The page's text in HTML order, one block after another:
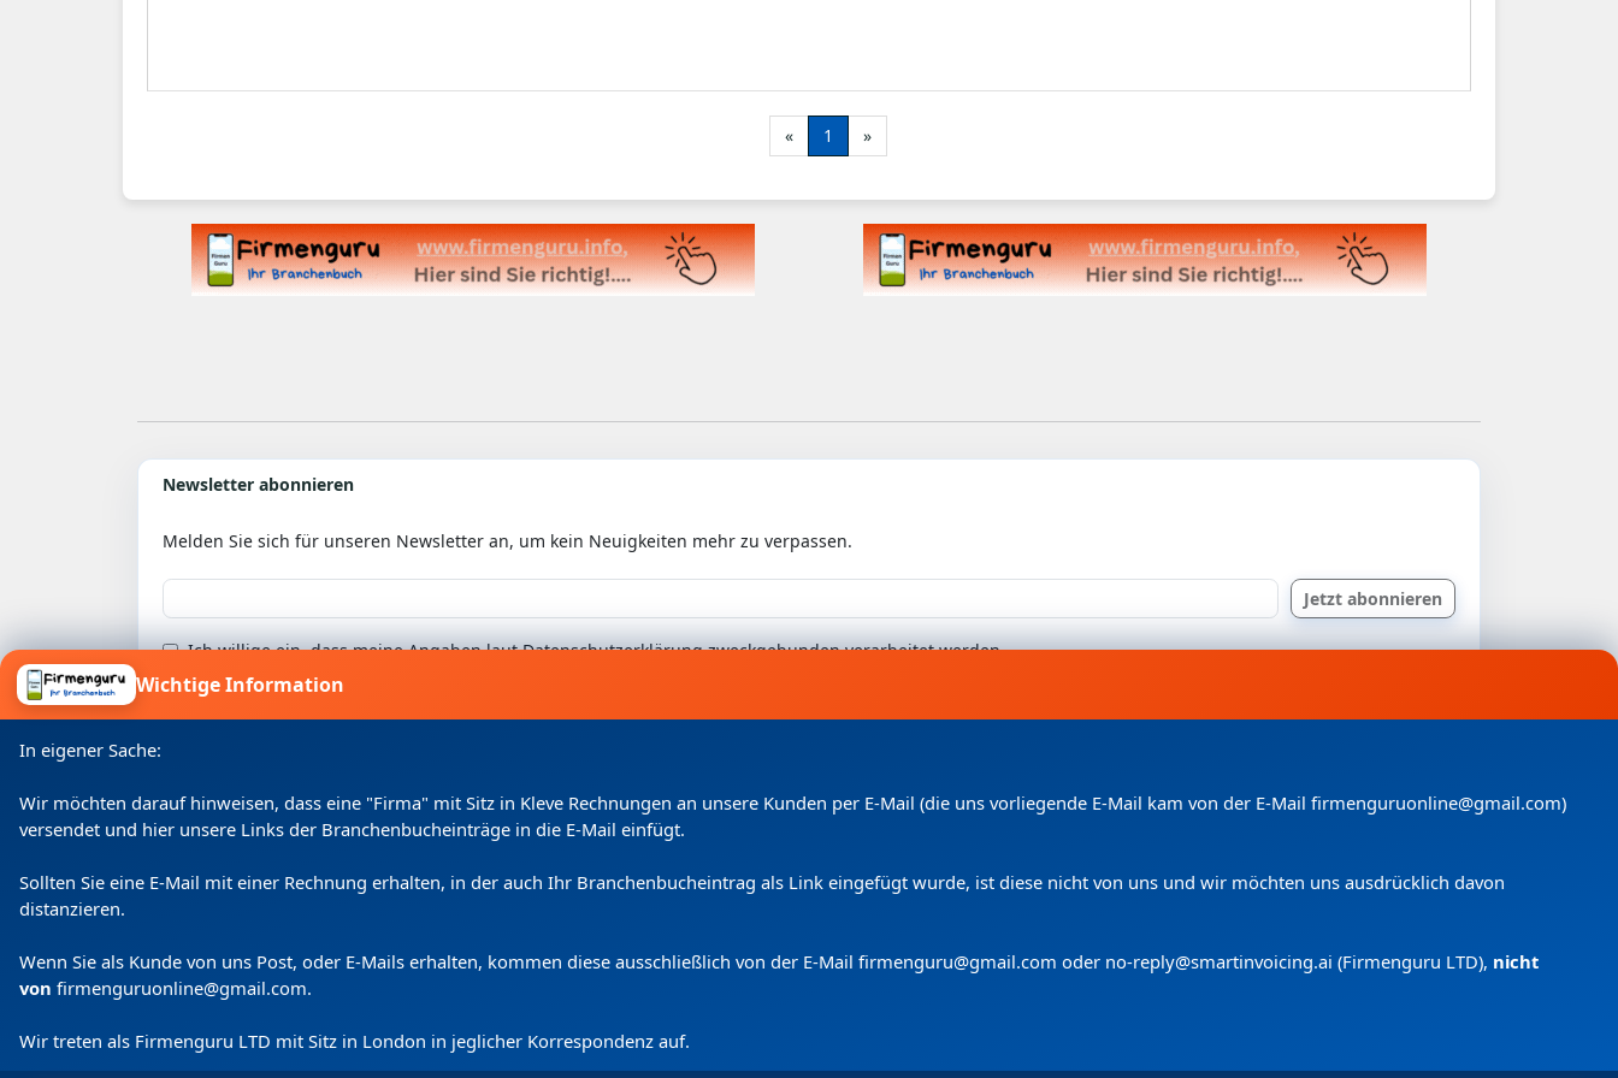
« 1 »
Newsletter abonnieren
Melden Sie sich für unseren Newsletter an, um kein Neuigkeiten mehr zu verpassen.
Ich willige ein, dass meine Angaben laut Datenschutzerklärung zweckgebunden verarbeitet werden.
Copyright(c) 2024 by Firmenguru Ltd | alle Rechte vorbehalten
Wir verwenden Cookies.
Wichtige Information
In eigener Sache:
Wir möchten darauf hinweisen, dass eine "Firma" mit Sitz in Kleve Rechnungen an unsere Kunden per E-Mail (die uns vorliegende E-Mail kam von der E-Mail firmenguruonline@gmail.com)
versendet und hier unsere Links der Branchenbucheinträge in die E-Mail einfügt.
Sollten Sie eine E-Mail mit einer Rechnung erhalten, in der auch Ihr Branchenbucheintrag als Link eingefügt wurde, ist diese nicht von uns und wir möchten uns ausdrücklich davon
distanzieren.
Wenn Sie als Kunde von uns Post, oder E-Mails erhalten, kommen diese ausschließlich von der E-Mail firmenguru@gmail.com oder no-reply@smartinvoicing.ai (Firmenguru LTD), nicht
von firmenguruonline@gmail.com.
Wir treten als Firmenguru LTD mit Sitz in London in jeglicher Korrespondenz auf.